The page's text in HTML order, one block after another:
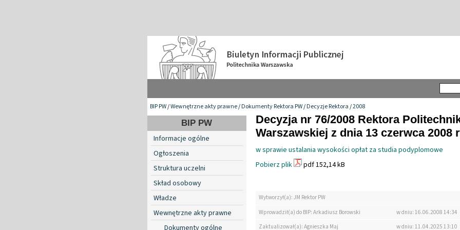
BIP PW/Wewnętrzne akty prawne/Dokumenty Rektora PW/Decyzje Rektora/2008
BIP PW
Informacje ogólne
Ogłoszenia
Struktura uczelni
Skład osobowy
Władze
Wewnętrzne akty prawne
Dokumenty ogólne
Decyzja nr 76/2008 Rektora
Warszawskiej z dnia 13 czerwca 2008
w sprawie ustalania wysokości opłat za studia podyplomowe
Pobierz plik
pdf 152,14 kB
Wytworzył(a): JM Rektor PW
Wprowadził(a) do BIP: Arkadiusz Borowski
w dniu: 16.06.2008 14:34
Zaktualizował(a): Agnieszka Maj
w dniu: 11.04.2025 13:10